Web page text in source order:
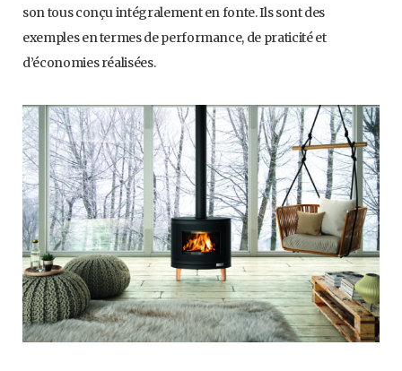
son tous conçu intégralement en fonte. Ils sont des
exemples en termes de performance, de praticité et
d’économies réalisées.